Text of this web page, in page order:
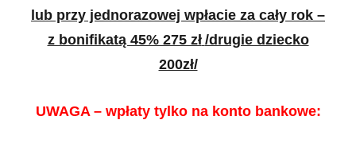
lub przy jednorazowej wpłacie za cały rok –
z bonifikatą 45% 275 zł /drugie dziecko
200zł/
UWAGA – wpłaty tylko na konto bankowe: